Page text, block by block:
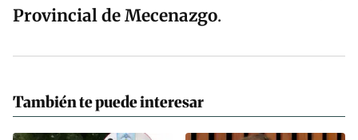
Provincial de Mecenazgo.
También te puede interesar